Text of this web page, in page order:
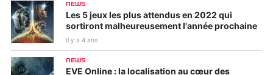
NEWS
Les 5 jeux les plus attendus en 2022 qui
sortiront malheureusement l'année prochaine
Il y a 4 ans
NEWS
EVE Online : la localisation au cœur des